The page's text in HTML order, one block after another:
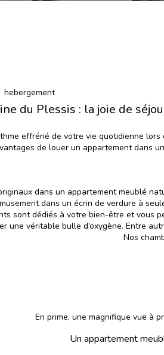
hebergement
du Plessis : la joie de
effréné de votre vie quotidienne
de louer un appartement dans
dans un appartement meublé
dans un écrin de verdure à
sont dédiés à votre bien-être et vous
une véritable bulle d’oxygène. Entre
Nos
En prime, une magnifique vue à
Un appartement